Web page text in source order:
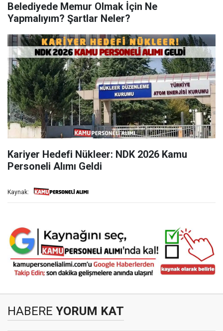
Belediyede Memur Olmak İçin Ne
Yapmalıyım? Şartlar Neler?
Kariyer Hedefi Nükleer: NDK 2026 Kamu
Personeli Alımı Geldi
Kaynak:
HABERE YORUM KAT